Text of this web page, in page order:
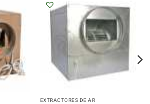
EXTRACTORES DE AR